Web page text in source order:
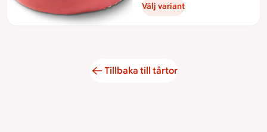
Välj variant
Tillbaka till tårtor